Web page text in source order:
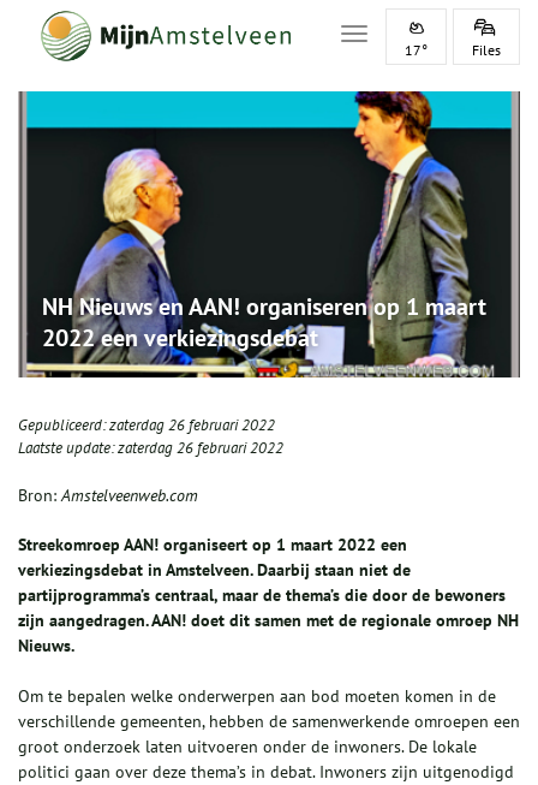
Toggle navigation
17° Files
NH Nieuws en AAN! organiseren op 1 maart
2022 een verkiezingsdebat
Gepubliceerd:zaterdag 26 februari 2022
Laatste update:zaterdag 26 februari 2022
Bron:Amstelveenweb.com
Streekomroep AAN! organiseert op 1 maart 2022 een
verkiezingsdebat in Amstelveen. Daarbij staan niet de
partijprogramma’s centraal, maar de thema’s die door de bewoners
zijn aangedragen. AAN! doet dit samen met de regionale omroep NH
Nieuws.
Om te bepalen welke onderwerpen aan bod moeten komen in de
verschillende gemeenten, hebben de samenwerkende omroepen een
groot onderzoek laten uitvoeren onder de inwoners. De lokale
politici gaan over deze thema’s in debat. Inwoners zijn uitgenodigd